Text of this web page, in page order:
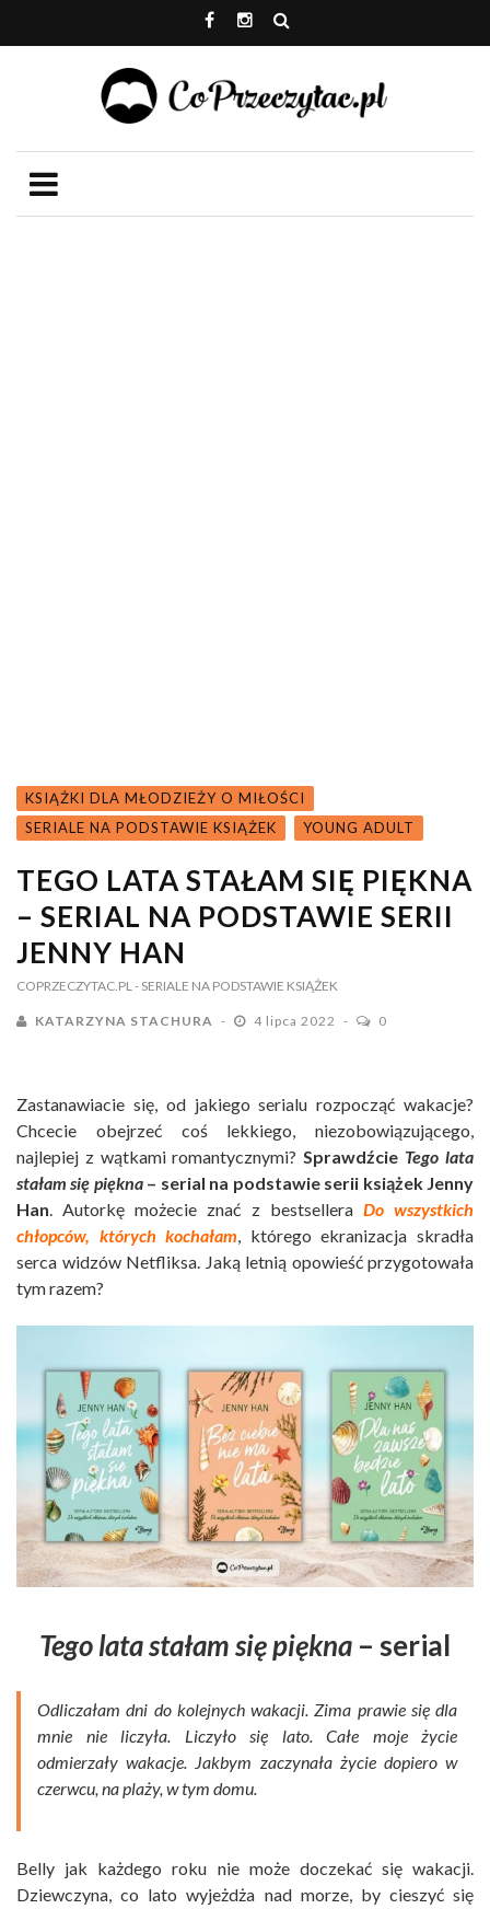
KSIĄŻKI DLA MŁODZIEŻY O MIŁOŚCI
SERIALE NA PODSTAWIE KSIĄŻEK
YOUNG ADULT
TEGO LATA STAŁAM SIĘ PIĘKNA
– SERIAL NA PODSTAWIE SERII
JENNY HAN
COPRZECZYTAC.PL - SERIALE NA PODSTAWIE KSIĄŻEK
KATARZYNA STACHURA 4 lipca 2022 0
Zastanawiacie się, od jakiego serialu rozpocząć wakacje?
Chcecie obejrzeć coś lekkiego, niezobowiązującego,
najlepiej z wątkami romantycznymi?Sprawdźcie Tego lata
stałam się piękna– serial na podstawie serii książek Jenny
Han. Autorkę możecie znać z bestsellera Do wszystkich
chłopców, których kochałam, którego ekranizacja skradła
serca widzów Netfliksa. Jaką letnią opowieść przygotowała
tym razem?
Tego lata stałam się piękna – serial
Odliczałam dni do kolejnych wakacji. Zima prawie się dla
mnie nie liczyła. Liczyło się lato. Całe moje życie
odmierzały wakacje. Jakbym zaczynała życie dopiero w
czerwcu, na plaży, w tym domu.
Belly jak każdego roku nie może doczekać się wakacji.
Dziewczyna, co lato wyjeżdża nad morze, by cieszyć się